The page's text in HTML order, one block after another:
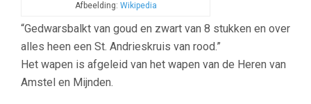
Afbeelding: Wikipedia
“Gedwarsbalkt van goud en zwart van 8 stukken en over
alles heen een St. Andrieskruis van rood.”
Het wapen is afgeleid van het wapen van de Heren van
Amstel en Mijnden.